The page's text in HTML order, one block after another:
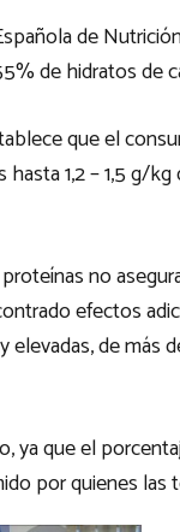
de
de hidratos de
que el
1,2 – 1,5 g/
no
efectos
elevadas, de
ya que el
por quienes